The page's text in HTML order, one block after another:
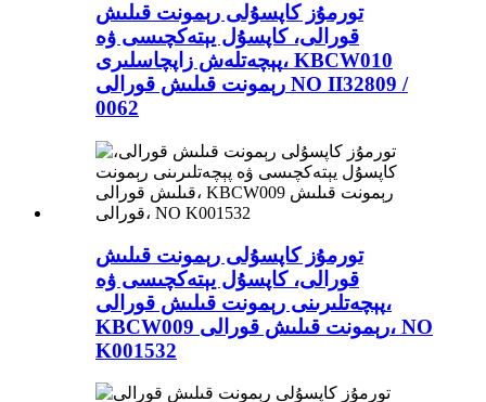
تورمۇز كاپسۇلى رېمونت قىلىش
قورالى، كاپسۇل يېتەكچىسى ۋە
پېچەتلەش زاپچاسلىرى، KBCW010
رېمونت قىلىش قورالى NO II32809 /
0062
تورمۇز كاپسۇلى رېمونت قىلىش
قورالى، كاپسۇل يېتەكچىسى ۋە
پېچەتلىرىنى رېمونت قىلىش قورالى،
KBCW009 رېمونت قىلىش قورالى، NO
K001532